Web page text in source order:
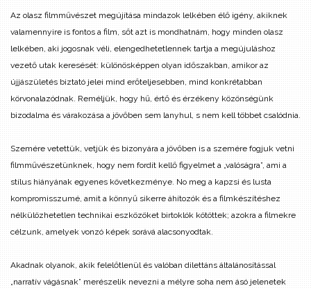
Az olasz filmművészet megújítása mindazok lelkében élő igény, akiknek
valamennyire is fontos a film, sőt azt is mondhatnám, hogy minden olasz
lelkében, aki jogosnak véli, elengedhetetlennek tartja a megújuláshoz
vezető utak keresését: különösképpen olyan időszakban, amikor az
újjászületés biztató jelei mind erőteljesebben, mind konkrétabban
körvonalazódnak. Reméljük, hogy hű, értő és érzékeny közönségünk
bizodalma és várakozása a jövőben sem lanyhul, s nem kell többet csalódnia.
Szemére vetettük, vetjük és bizonyára a jövőben is a szemére fogjuk vetni
filmművészetünknek, hogy nem fordít kellő figyelmet a „valóságra”, ami a
stílus hiányának egyenes következménye. No meg a kapzsi és lusta
kompromisszumé, amit a könnyű sikerre áhítozók és a filmkészítéshez
nélkülözhetetlen technikai eszközöket birtoklók kötöttek; azokra a filmekre
célzunk, amelyek vonzó képek sorává alacsonyodtak.
Akadnak olyanok, akik felelőtlenül és valóban dilettáns általánosítással
„narratív vágásnak” merészelik nevezni a mélyre soha nem ásó jelenetek